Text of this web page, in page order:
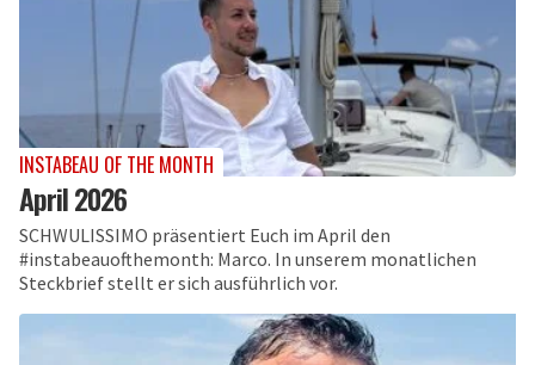
INSTABEAU OF THE MONTH
April 2026
SCHWULISSIMO präsentiert Euch im April den
#instabeauofthemonth: Marco. In unserem monatlichen
Steckbrief stellt er sich ausführlich vor.